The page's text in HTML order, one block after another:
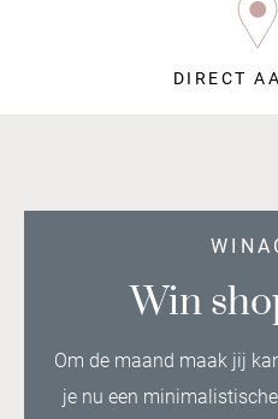
DIRECT
Win
Om de maand maak jij
je nu een